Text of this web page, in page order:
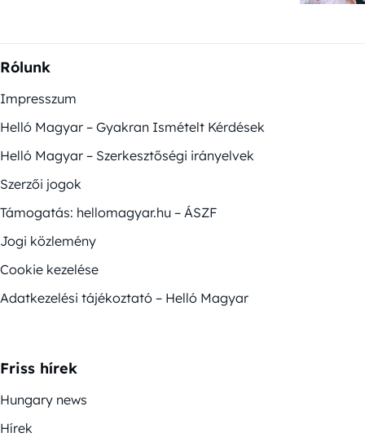
Rólunk
Impresszum
Helló Magyar – Gyakran Ismételt Kérdések
Helló Magyar – Szerkesztőségi irányelvek
Szerzői jogok
Támogatás: hellomagyar.hu – ÁSZF
Jogi közlemény
Cookie kezelése
Adatkezelési tájékoztató – Helló Magyar
Friss hírek
Hungary news
Hírek